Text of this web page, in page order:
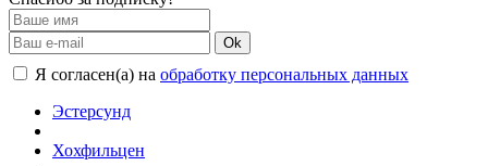
Ok
Я согласен(а) на обработку персональных данных
Эстерсунд
Хохфильцен